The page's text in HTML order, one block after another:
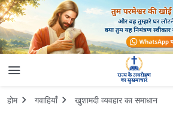
होम गवाहियाँ खुशामदी व्यवहार का समाधान